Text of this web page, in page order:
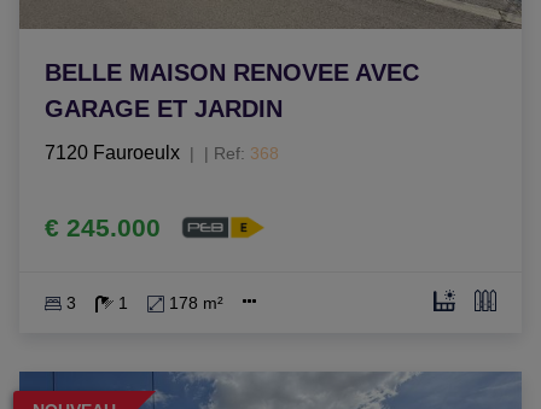
BELLE MAISON RENOVEE AVEC
GARAGE ET JARDIN
7120 Fauroeulx | Ref: 368
€ 245.000
3 1 178 m²